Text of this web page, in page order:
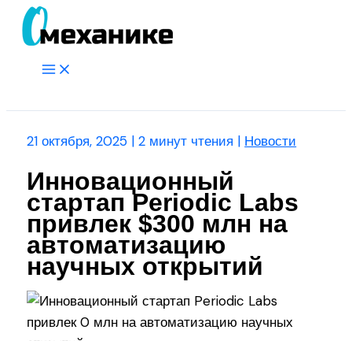
Перейти
Main
21 октября, 2025 |2 минут чтения | Новости
Инновационный
стартап Periodic Labs
привлек $300 млн на
автоматизацию
научных открытий